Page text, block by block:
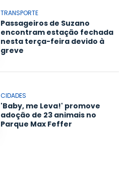
TRANSPORTE
Passageiros de Suzano
encontram estação fechada
nesta terça-feira devido à
greve
CIDADES
'Baby, me Leva!' promove
adoção de 23 animais no
Parque Max Feffer